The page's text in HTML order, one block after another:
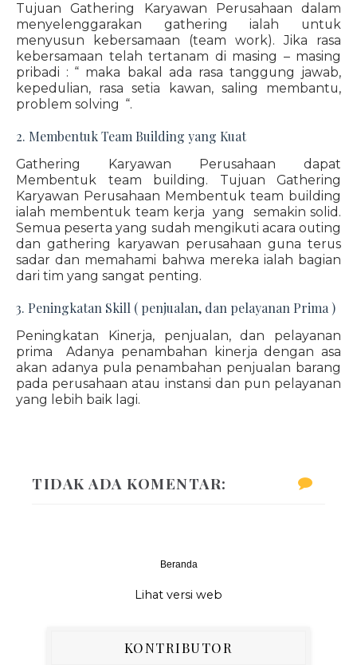
Tujuan Gathering Karyawan Perusahaan dalam
menyelenggarakan gathering ialah untuk
menyusun kebersamaan (team work). Jika rasa
kebersamaan telah tertanam di masing – masing
pribadi : “ maka bakal ada rasa tanggung jawab,
kepedulian, rasa setia kawan, saling membantu,
problem solving “.
2. Membentuk Team Building yang Kuat
Gathering Karyawan Perusahaan dapat
Membentuk team building. Tujuan Gathering
Karyawan Perusahaan Membentuk team building
ialah membentuk team kerja yang semakin solid.
Semua peserta yang sudah mengikuti acara outing
dan gathering karyawan perusahaan guna terus
sadar dan memahami bahwa mereka ialah bagian
dari tim yang sangat penting.
3. Peningkatan Skill ( penjualan, dan pelayanan Prima )
Peningkatan Kinerja, penjualan, dan pelayanan
prima Adanya penambahan kinerja dengan asa
akan adanya pula penambahan penjualan barang
pada perusahaan atau instansi dan pun pelayanan
yang lebih baik lagi.
TIDAK ADA KOMENTAR:
Beranda
Lihat versi web
KONTRIBUTOR